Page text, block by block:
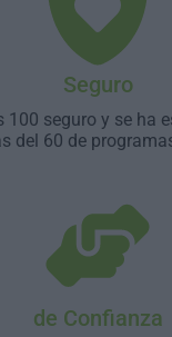
Seguro
100 seguro y se ha
del 60 de
de Confianza